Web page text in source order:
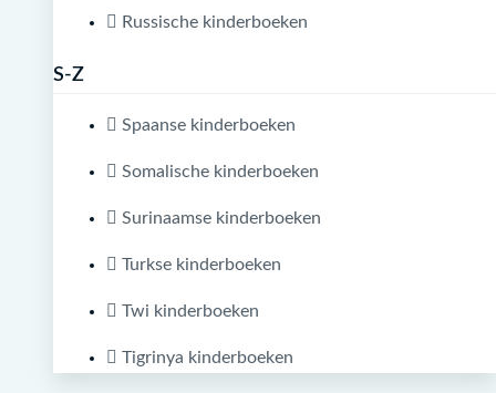
Russische kinderboeken
S-Z
Spaanse kinderboeken
Somalische kinderboeken
Surinaamse kinderboeken
Turkse kinderboeken
Twi kinderboeken
Tigrinya kinderboeken